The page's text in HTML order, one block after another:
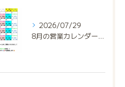
2026/07/29
8月の営業カレンダー📅でっっっす‼️